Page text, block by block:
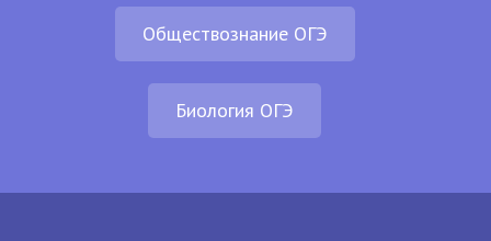
Обществознание ОГЭ
Биология ОГЭ